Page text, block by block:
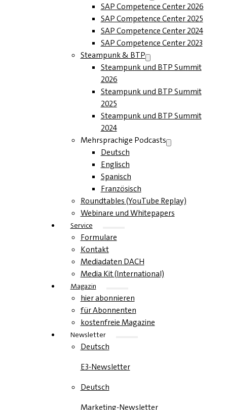
SAP Competence Center 2026
SAP Competence Center 2025
SAP Competence Center 2024
SAP Competence Center 2023
Steampunk & BTP
Steampunk und BTP Summit
2026
Steampunk und BTP Summit
2025
Steampunk und BTP Summit
2024
Mehrsprachige Podcasts
Deutsch
Englisch
Spanisch
Französisch
Roundtables (YouTube Replay)
Webinare und Whitepapers
Service
Formulare
Kontakt
Mediadaten DACH
Media Kit (International)
Magazin
hier abonnieren
für Abonnenten
kostenfreie Magazine
Newsletter
Deutsch
E3-Newsletter
Deutsch
Marketing-Newsletter